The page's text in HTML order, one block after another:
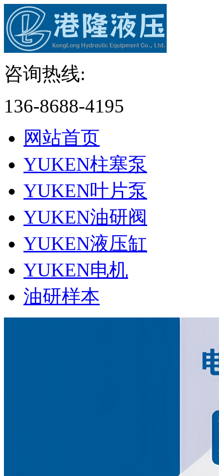
咨询热线:
136-8688-4195
网站首页
YUKEN柱塞泵
YUKEN叶片泵
YUKEN油研阀
YUKEN液压缸
YUKEN电机
油研样本